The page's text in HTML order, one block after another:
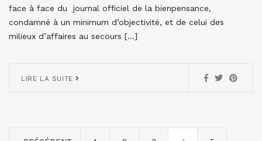
face à face du journal officiel de la bienpensance,
condamné à un minimum d’objectivité, et de celui des
milieux d’affaires au secours […]
LIRE LA SUITE